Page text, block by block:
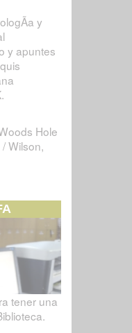
y
y apuntes
Hole
Wilson,
tener una